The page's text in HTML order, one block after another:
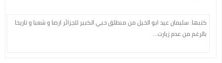
كتبها: سليمان عيد ابو الخيل من منطلق حبي الكبير للجزائر ارضا و شعبا و تاريخا
بالرغم من عدم زيارت...